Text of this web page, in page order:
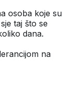
osoba koje su
taj što se
dana.
na